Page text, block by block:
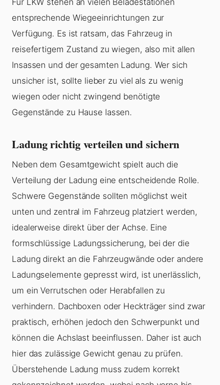
entsprechende Wiegeeinrichtungen zur
Verfügung. Es ist ratsam, das Fahrzeug in
reisefertigem Zustand zu wiegen, also mit allen
Insassen und der gesamten Ladung. Wer sich
unsicher ist, sollte lieber zu viel als zu wenig
wiegen oder nicht zwingend benötigte
Gegenstände zu Hause lassen.
Ladung richtig verteilen und sichern
Neben dem Gesamtgewicht spielt auch die
Verteilung der Ladung eine entscheidende Rolle.
Schwere Gegenstände sollten möglichst weit
unten und zentral im Fahrzeug platziert werden,
idealerweise direkt über der Achse. Eine
formschlüssige Ladungssicherung, bei der die
Ladung direkt an die Fahrzeugwände oder andere
Ladungselemente gepresst wird, ist unerlässlich,
um ein Verrutschen oder Herabfallen zu
verhindern. Dachboxen oder Heckträger sind zwar
praktisch, erhöhen jedoch den Schwerpunkt und
können die Achslast beeinflussen. Daher ist auch
hier das zulässige Gewicht genau zu prüfen.
Überstehende Ladung muss zudem korrekt